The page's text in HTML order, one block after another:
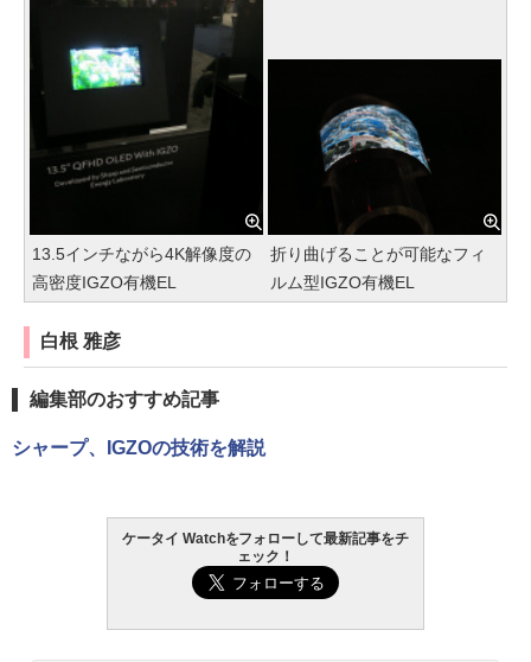
13.5インチながら4K解像度の
高密度IGZO有機EL
折り曲げることが可能なフィ
ルム型IGZO有機EL
白根 雅彦
編集部のおすすめ記事
シャープ、IGZOの技術を解説
ケータイ Watchをフォローして最新記事をチ
ェック！